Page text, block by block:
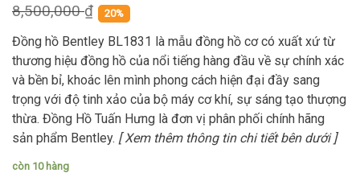
8,500,000₫ 20%
Đồng hồ Bentley BL1831 là mẫu đồng hồ cơ có xuất xứ từ
thương hiệu đồng hồ của nổi tiếng hàng đầu về sự chính xác
và bền bỉ, khoác lên mình phong cách hiện đại đầy sang
trọng với độ tinh xảo của bộ máy cơ khí, sự sáng tạo thượng
thừa. Đồng Hồ Tuấn Hưng là đơn vị phân phối chính hãng
sản phẩm Bentley. [ Xem thêm thông tin chi tiết bên dưới ]
còn 10 hàng